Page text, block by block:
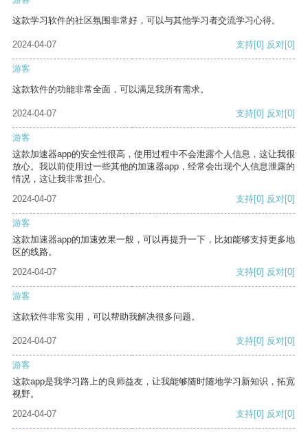
这款学习软件的社区氛围非常好，可以与其他学习者交流学习心得。
2024-04-07 支持[0] 反对[0]
游客
这款软件的功能非常全面，可以满足我所有需求。
2024-04-07 支持[0] 反对[0]
游客
这款加速器app的安全性很高，使用过程中不会泄露个人信息，这让我很
放心。我以前使用过一些其他的加速器app，经常会出现个人信息泄露的
情况，这让我非常担心。
2024-04-07
支持[0] 反对[0]
游客
这款加速器app的加速效果一般，可以再提升一下，比如能够支持更多地
区的线路。
2024-04-07
支持[0] 反对[0]
游客
这款软件非常实用，可以帮助我解决很多问题。
2024-04-07 支持[0] 反对[0]
游客
这款app是我学习路上的良师益友，让我能够随时随地学习新知识，拓宽
视野。
2024-04-07
支持[0] 反对[0]